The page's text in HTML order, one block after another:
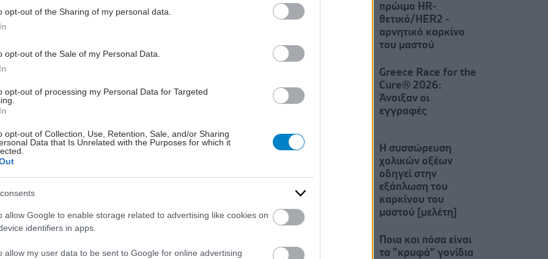
opt-out of the Sharing of my personal data.
opt-out of the Sale of my Personal Data.
opt-out of processing my Personal Data for Targeted
opt-out of Collection, Use, Retention, Sale, and/or Sharing
Data that Is Unrelated with the Purposes for which it
allow Google to enable storage related to advertising like cookies on
identifiers in apps.
allow my user data to be sent to Google for online advertising
χαμηλά επίπεδα HER2.
το iatronet.gr στο Discover
σήμερα
στη Ρόδο: ''Σε ενάμιση χρόνο, το νοσοκομείο θα
'Αμεσα μέτρα για την αντιμετώπιση των
προσωπικού
πρώιμο HR-
θετικό/HER2 -
αρνητικό καρκίνο
του μαστού
Greece Race for the
Cure® 2026:
Άνοιξαν οι
εγγραφές
Η συσσώρευση
χολικών οξέων
οδηγεί στην
εξάπλωση του
καρκίνου του
μαστού [μελέτη]
Ποια και πόσα είναι
τα "κρυφά" γονίδια